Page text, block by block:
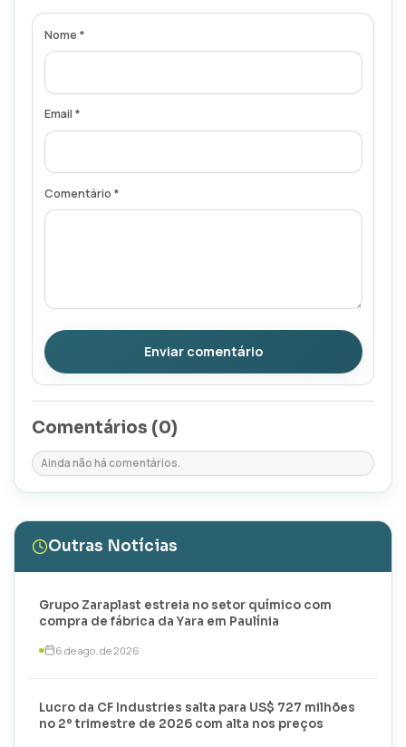
Nome *
Email *
Comentário *
Enviar comentário
Comentários (0)
Ainda não há comentários.
Outras Notícias
Grupo Zaraplast estreia no setor químico com
compra de fábrica da Yara em Paulínia
6 de ago. de 2026
Lucro da CF Industries salta para US$ 727 milhões
no 2º trimestre de 2026 com alta nos preços